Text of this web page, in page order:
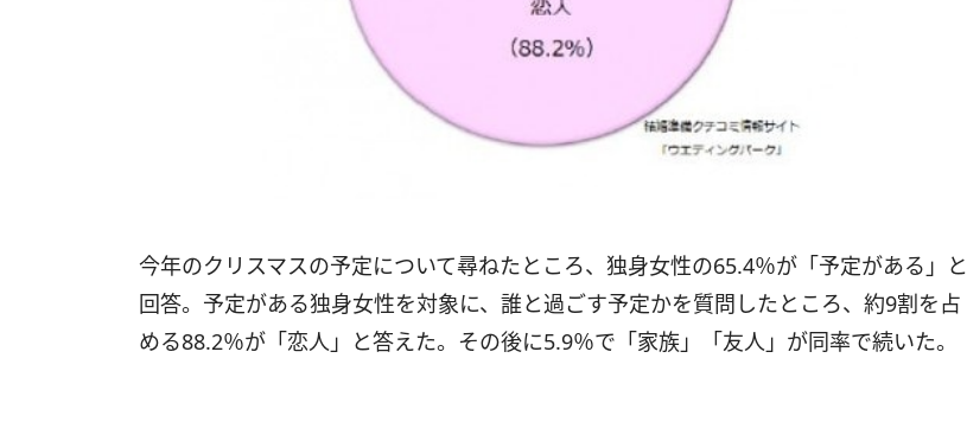
今年のクリスマスの予定について尋ねたところ、独身女性の65.4％が「予定がある」と
回答。予定がある独身女性を対象に、誰と過ごす予定かを質問したところ、約9割を占
める88.2％が「恋人」と答えた。その後に5.9％で「家族」「友人」が同率で続いた。